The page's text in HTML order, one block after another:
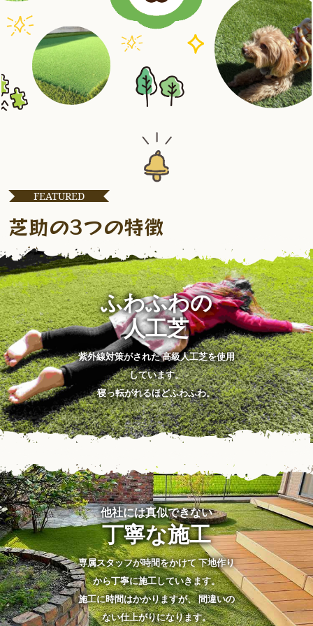
FEATURED
芝助の3つの特徴
ふわふわの
人工芝
紫外線対策がされた 高級人工芝を使用
しています。
寝っ転がれるほどふわふわ。
他社には真似できない
丁寧な施工
専属スタッフが時間をかけて 下地作り
から丁寧に施工していきます。
施工に時間はかかりますが、 間違いの
ない仕上がりになります。